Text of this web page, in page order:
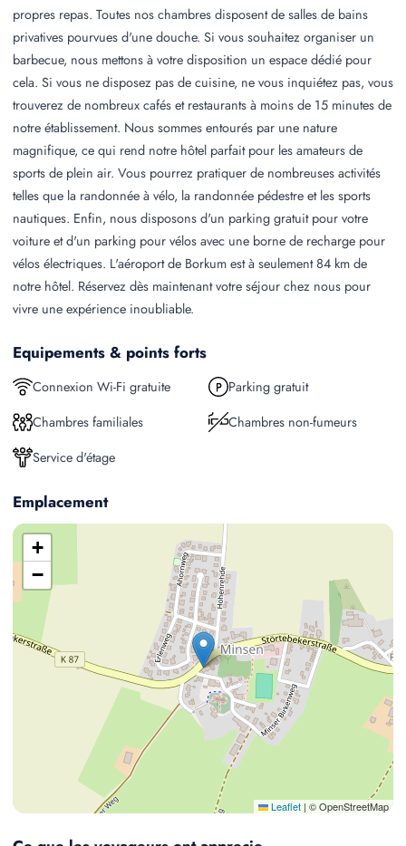
propres repas. Toutes nos chambres disposent de salles de bains
privatives pourvues d'une douche. Si vous souhaitez organiser un
barbecue, nous mettons à votre disposition un espace dédié pour
cela. Si vous ne disposez pas de cuisine, ne vous inquiétez pas, vous
trouverez de nombreux cafés et restaurants à moins de 15 minutes de
notre établissement. Nous sommes entourés par une nature
magnifique, ce qui rend notre hôtel parfait pour les amateurs de
sports de plein air. Vous pourrez pratiquer de nombreuses activités
telles que la randonnée à vélo, la randonnée pédestre et les sports
nautiques. Enfin, nous disposons d'un parking gratuit pour votre
voiture et d'un parking pour vélos avec une borne de recharge pour
vélos électriques. L'aéroport de Borkum est à seulement 84 km de
notre hôtel. Réservez dès maintenant votre séjour chez nous pour
vivre une expérience inoubliable.
Equipements & points forts
Connexion Wi-Fi gratuite
Parking gratuit
Chambres familiales
Chambres non-fumeurs
Service d'étage
Emplacement
+
−
Leaflet | © OpenStreetMap